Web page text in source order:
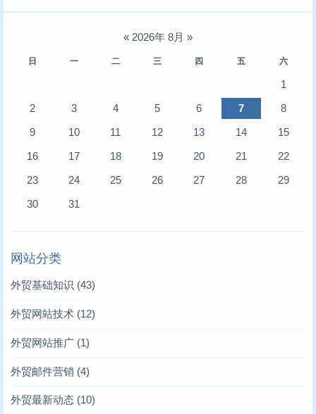
« 2026年 8月 »
日 一 二 三 四 五 六
1
2
3 4 5 6 7
8
9
10 11 12 13 14
15
16
17 18 19 20 21
22
23
24 25 26 27 28
29
30
31
网站分类
外贸基础知识 (43)
外贸网站技术 (12)
外贸网站推广 (1)
外贸邮件营销 (4)
外贸最新动态 (10)